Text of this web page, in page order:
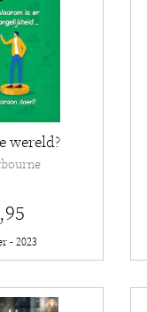
wereld?
- 2023